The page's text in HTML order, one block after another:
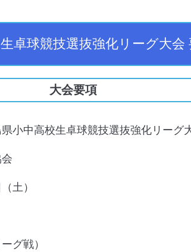
卓球競技選抜強化リーグ大会
大会要項
小中高校生卓球競技選抜強化リーグ
（土）
グ戦）